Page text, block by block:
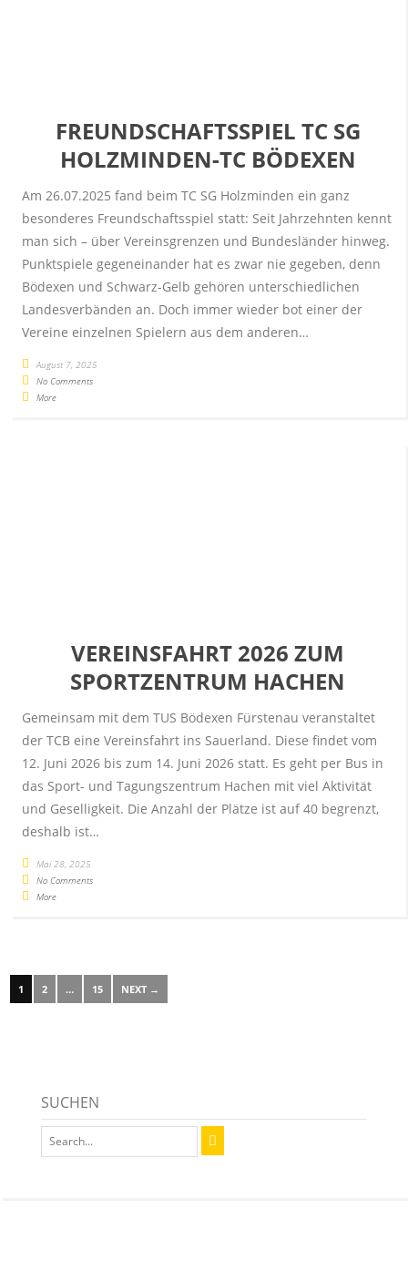
FREUNDSCHAFTSSPIEL TC SG
HOLZMINDEN-TC BÖDEXEN
Am 26.07.2025 fand beim TC SG Holzminden ein ganz
besonderes Freundschaftsspiel statt: Seit Jahrzehnten kennt
man sich – über Vereinsgrenzen und Bundesländer hinweg.
Punktspiele gegeneinander hat es zwar nie gegeben, denn
Bödexen und Schwarz-Gelb gehören unterschiedlichen
Landesverbänden an. Doch immer wieder bot einer der
Vereine einzelnen Spielern aus dem anderen…
August 7, 2025
No Comments
More
VEREINSFAHRT 2026 ZUM
SPORTZENTRUM HACHEN
Gemeinsam mit dem TUS Bödexen Fürstenau veranstaltet
der TCB eine Vereinsfahrt ins Sauerland. Diese findet vom
12. Juni 2026 bis zum 14. Juni 2026 statt. Es geht per Bus in
das Sport- und Tagungszentrum Hachen mit viel Aktivität
und Geselligkeit. Die Anzahl der Plätze ist auf 40 begrenzt,
deshalb ist…
Mai 28, 2025
No Comments
More
1 2 … 15 NEXT →
SUCHEN